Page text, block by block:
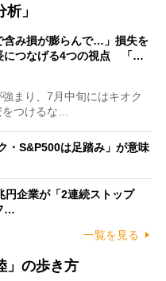
」
含み損が膨らんで…」損失を
につなげる4つの視点 「…
まり、7月中旬にはキオク
をつけるな…
・S&P500は足踏み」が意味
円企業が「2連続ストップ
…
一覧を見る
」の歩き方